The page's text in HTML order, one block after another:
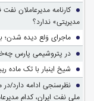
کارنامه مدیرعاملان
مدیریتی» ندارد؟
ماجرای وَلع دیده شدن؛
در پتروشیمی پارس
شیخ اینبار با تک
نظرسنجی ادامه دارد/در
ملی نفت ایران، کدام